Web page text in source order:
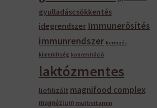
gyulladáscsökkentés
idegrendszer Immunerősítés
immunrendszer keringés
kimerültség koncentráció
laktózmentes
liofilizált magnifood complex
magnézium multivitamin